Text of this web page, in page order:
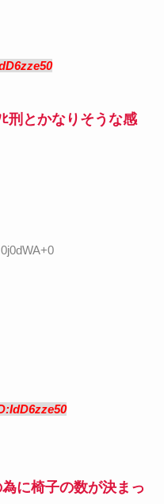
刑とかなりそうな感
に椅子の数が決まっ